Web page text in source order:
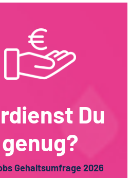
30km
Du
genug?
Gehaltsumfrage 2026